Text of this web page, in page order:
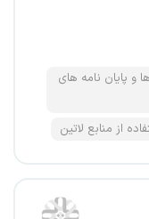
و پایان نامه های
از منابع لاتین